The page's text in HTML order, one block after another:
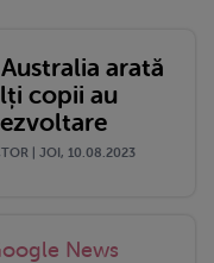
arată
copii au
| JOI, 10.08.2023
News